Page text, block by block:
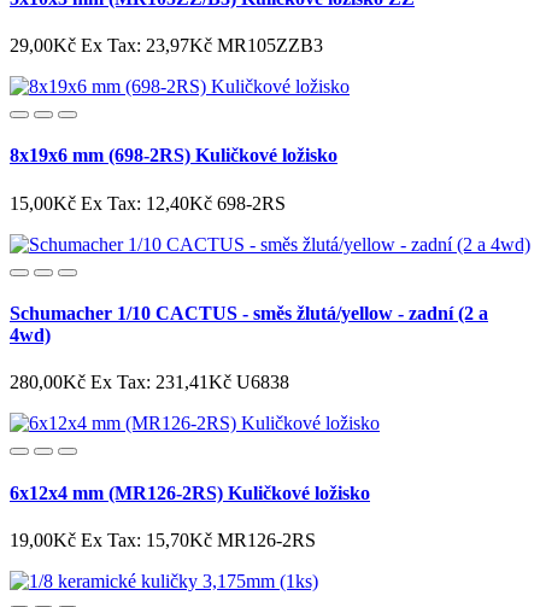
29,00Kč Ex Tax: 23,97Kč MR105ZZB3
8x19x6 mm (698-2RS) Kuličkové ložisko
15,00Kč Ex Tax: 12,40Kč 698-2RS
Schumacher 1/10 CACTUS - směs žlutá/yellow - zadní (2 a
4wd)
280,00Kč Ex Tax: 231,41Kč U6838
6x12x4 mm (MR126-2RS) Kuličkové ložisko
19,00Kč Ex Tax: 15,70Kč MR126-2RS